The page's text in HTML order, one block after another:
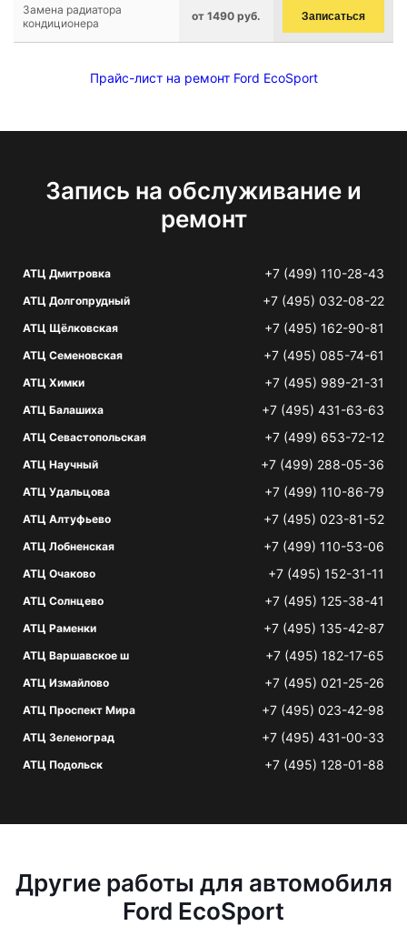
Замена радиатора
кондиционера
от 1490 руб. Записаться
Прайс-лист на ремонт Ford EcoSport
Запись на обслуживание и
ремонт
АТЦ Дмитровка +7 (499) 110-28-43
АТЦ Долгопрудный +7 (495) 032-08-22
АТЦ Щёлковская +7 (495) 162-90-81
АТЦ Семеновская +7 (495) 085-74-61
АТЦ Химки +7 (495) 989-21-31
АТЦ Балашиха +7 (495) 431-63-63
АТЦ Севастопольская +7 (499) 653-72-12
АТЦ Научный +7 (499) 288-05-36
АТЦ Удальцова +7 (499) 110-86-79
АТЦ Алтуфьево +7 (495) 023-81-52
АТЦ Лобненская +7 (499) 110-53-06
АТЦ Очаково +7 (495) 152-31-11
АТЦ Солнцево +7 (495) 125-38-41
АТЦ Раменки +7 (495) 135-42-87
АТЦ Варшавское ш +7 (495) 182-17-65
АТЦ Измайлово +7 (495) 021-25-26
АТЦ Проспект Мира +7 (495) 023-42-98
АТЦ Зеленоград +7 (495) 431-00-33
АТЦ Подольск +7 (495) 128-01-88
Другие работы для автомобиля
Ford EcoSport